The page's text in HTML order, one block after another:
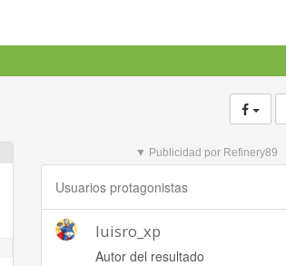
▼ Publicidad por Refinery89
Usuarios protagonistas
luisro_xp
Autor del resultado